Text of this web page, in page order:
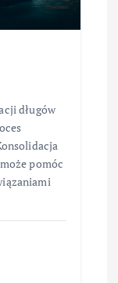
długów
pomóc